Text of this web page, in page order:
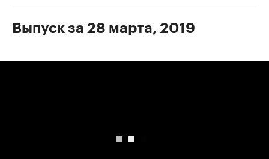
Выпуск за 28 марта, 2019